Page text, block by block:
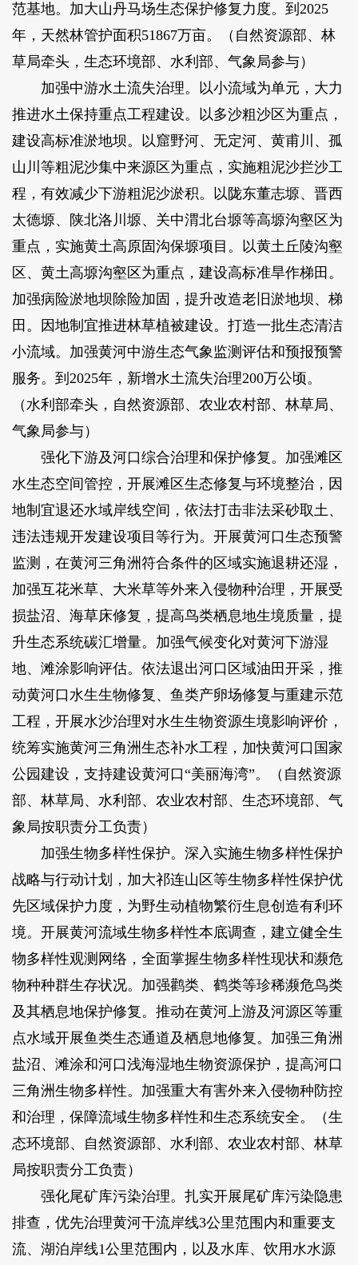
范基地。加大山丹马场生态保护修复力度。到2025
年，天然林管护面积51867万亩。（自然资源部、林
草局牵头，生态环境部、水利部、气象局参与）
加强中游水土流失治理。以小流域为单元，大力
推进水土保持重点工程建设。以多沙粗沙区为重点，
建设高标准淤地坝。以窟野河、无定河、黄甫川、孤
山川等粗泥沙集中来源区为重点，实施粗泥沙拦沙工
程，有效减少下游粗泥沙淤积。以陇东董志塬、晋西
太德塬、陕北洛川塬、关中渭北台塬等高塬沟壑区为
重点，实施黄土高原固沟保塬项目。以黄土丘陵沟壑
区、黄土高塬沟壑区为重点，建设高标准旱作梯田。
加强病险淤地坝除险加固，提升改造老旧淤地坝、梯
田。因地制宜推进林草植被建设。打造一批生态清洁
小流域。加强黄河中游生态气象监测评估和预报预警
服务。到2025年，新增水土流失治理200万公顷。
（水利部牵头，自然资源部、农业农村部、林草局、
气象局参与）
强化下游及河口综合治理和保护修复。加强滩区
水生态空间管控，开展滩区生态修复与环境整治，因
地制宜退还水域岸线空间，依法打击非法采砂取土、
违法违规开发建设项目等行为。开展黄河口生态预警
监测，在黄河三角洲符合条件的区域实施退耕还湿，
加强互花米草、大米草等外来入侵物种治理，开展受
损盐沼、海草床修复，提高鸟类栖息地生境质量，提
升生态系统碳汇增量。加强气候变化对黄河下游湿
地、滩涂影响评估。依法退出河口区域油田开采，推
动黄河口水生生物修复、鱼类产卵场修复与重建示范
工程，开展水沙治理对水生生物资源生境影响评价，
统筹实施黄河三角洲生态补水工程，加快黄河口国家
公园建设，支持建设黄河口“美丽海湾”。（自然资源
部、林草局、水利部、农业农村部、生态环境部、气
象局按职责分工负责）
加强生物多样性保护。深入实施生物多样性保护
战略与行动计划，加大祁连山区等生物多样性保护优
先区域保护力度，为野生动植物繁衍生息创造有利环
境。开展黄河流域生物多样性本底调查，建立健全生
物多样性观测网络，全面掌握生物多样性现状和濒危
物种种群生存状况。加强鹳类、鹤类等珍稀濒危鸟类
及其栖息地保护修复。推动在黄河上游及河源区等重
点水域开展鱼类生态通道及栖息地修复。加强三角洲
盐沼、滩涂和河口浅海湿地生物资源保护，提高河口
三角洲生物多样性。加强重大有害外来入侵物种防控
和治理，保障流域生物多样性和生态系统安全。（生
态环境部、自然资源部、水利部、农业农村部、林草
局按职责分工负责）
强化尾矿库污染治理。扎实开展尾矿库污染隐患
排查，优先治理黄河干流岸线3公里范围内和重要支
流、湖泊岸线1公里范围内，以及水库、饮用水水源